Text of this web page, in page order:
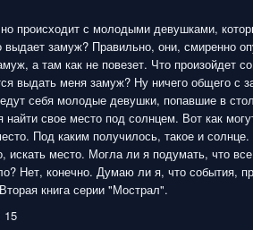
происходит с молодыми девушками,
выдает замуж? Правильно, они, смиренно
а там как не повезет. Что произойдет
выдать меня замуж? Ну ничего общего с
себя молодые девушки, попавшие в
найти свое место под солнцем. Вот как
Под каким получилось, такое и
искать место. Могла ли я подумать, что
Нет, конечно. Думаю ли я, что события,
книга серии "Мострал".
15